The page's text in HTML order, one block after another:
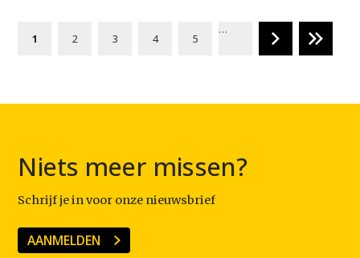
1 2 3 4 5
…
Niets meer missen?
Schrijf je in voor onze nieuwsbrief
AANMELDEN